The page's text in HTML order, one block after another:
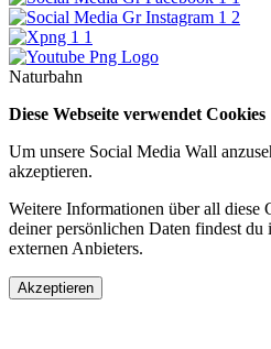
Naturbahn
Diese Webseite verwendet Cookies
Um unsere Social Media Wall
akzeptieren.
Weitere Informationen über all diese
deiner persönlichen Daten findest du
externen Anbieters.
Akzeptieren